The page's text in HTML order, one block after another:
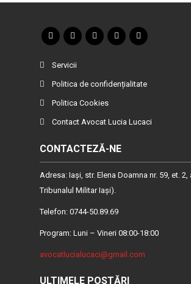
Servicii
Politica de confidențialitate
Politica Cookies
Contact Avocat Lucia Lucaci
CONTACTEZĂ-NE
Adresa: Iaşi, str. Elena Doamna nr. 59, et. 2,
Tribunalul Militar Iaşi).
Telefon: 0744-50.89.69
Program: Luni – Vineri 08:00-18:00
avocatlucialucaci@gmail.com
ULTIMELE POSTĂRI